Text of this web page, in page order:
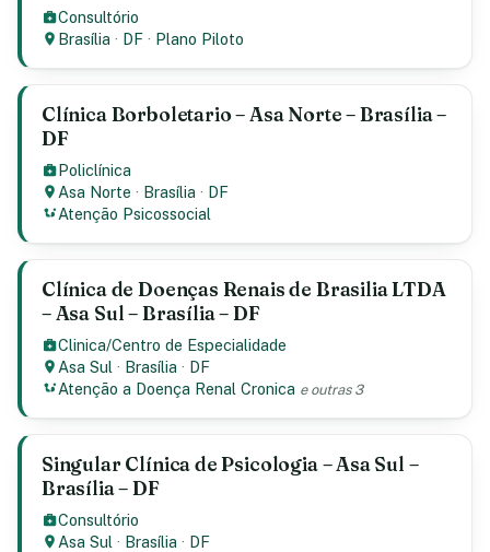
Consultório
Brasília · DF · Plano Piloto
Clínica Borboletario – Asa Norte – Brasília –
DF
Policlínica
Asa Norte · Brasília · DF
Atenção Psicossocial
Clínica de Doenças Renais de Brasilia LTDA
– Asa Sul – Brasília – DF
Clinica/Centro de Especialidade
Asa Sul · Brasília · DF
Atenção a Doença Renal Cronica e outras 3
Singular Clínica de Psicologia – Asa Sul –
Brasília – DF
Consultório
Asa Sul · Brasília · DF